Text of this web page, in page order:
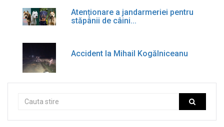
Atenționare a jandarmeriei pentru
stăpânii de câini...
Accident la Mihail Kogălniceanu